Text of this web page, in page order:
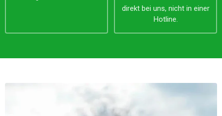
direkt bei uns, nicht in einer
Hotline.